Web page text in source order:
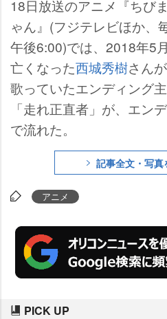
18日放送のアニメ『ちび
ゃん』(フジテレビほか、
午後6:00)では、2018年5
亡くなった西城秀樹さん
歌っていたエンディング
「走れ正直者」が、エン
で流れた。
記事全文・写真
アニメ
PICK UP